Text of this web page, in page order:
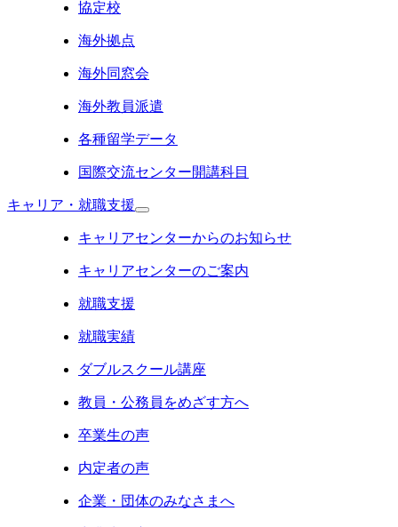
協定校
海外拠点
海外同窓会
海外教員派遣
各種留学データ
国際交流センター開講科目
キャリア・就職支援
キャリアセンターからのお知らせ
キャリアセンターのご案内
就職支援
就職実績
ダブルスクール講座
教員・公務員をめざす方へ
卒業生の声
内定者の声
企業・団体のみなさまへ